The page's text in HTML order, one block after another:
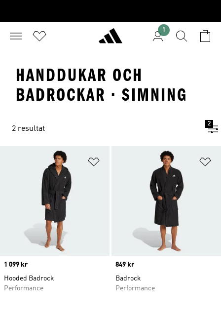
1
HANDDUKAR OCH
BADROCKAR · SIMNING
2 resultat
2
Lägg till på önskelistan
Price
1 099 kr
Hooded Badrock
Performance
Price
849 kr
Badrock
Performance